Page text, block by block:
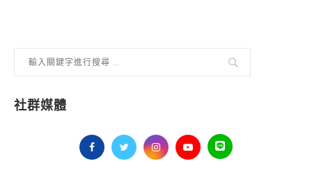
社群媒體